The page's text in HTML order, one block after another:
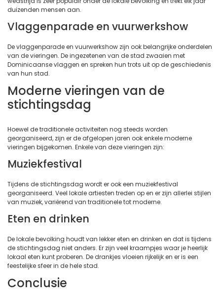
duizenden mensen aan.
Vlaggenparade en vuurwerkshow
De vlaggenparade en vuurwerkshow zijn ook belangrijke onderdelen
van de vieringen. De ingezetenen van de stad zwaaien met
Dominicaanse vlaggen en spreken hun trots uit op de geschiedenis
van hun stad.
Moderne vieringen van de
stichtingsdag
Hoewel de traditionele activiteiten nog steeds worden
georganiseerd, zijn er de afgelopen jaren ook enkele moderne
vieringen bijgekomen. Enkele van deze vieringen zijn:
Muziekfestival
Tijdens de stichtingsdag wordt er ook een muziekfestival
georganiseerd. Veel lokale artiesten treden op en er zijn allerlei stijlen
van muziek, variërend van traditionele tot moderne.
Eten en drinken
De lokale bevolking houdt van lekker eten en drinken en dat is tijdens
de stichtingsdag niet anders. Er zijn veel kraampjes waar je heerlijk
lokaal eten kunt proberen. De drankjes vloeien rijkelijk en er is een
feestelijke sfeer in de hele stad.
Conclusie